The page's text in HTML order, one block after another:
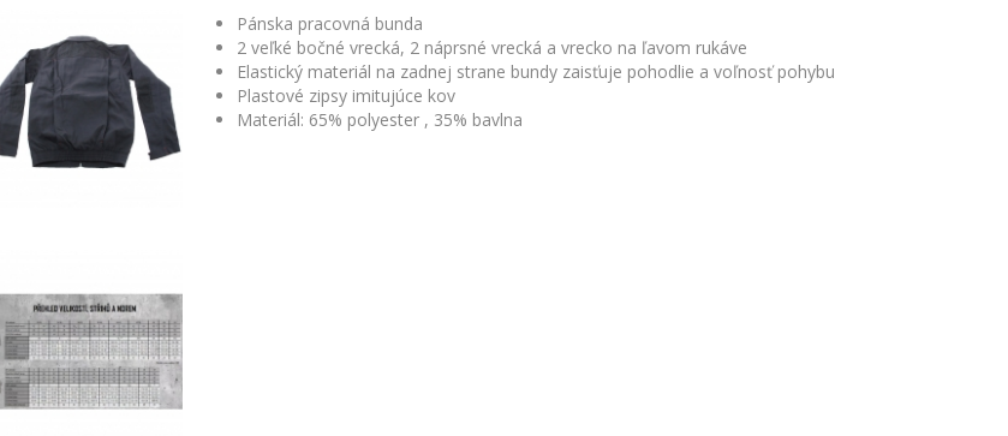
Pánska pracovná bunda
2 veľké bočné vrecká, 2 náprsné vrecká a vrecko na ľavom rukáve
Elastický materiál na zadnej strane bundy zaisťuje pohodlie a voľnosť pohybu
Plastové zipsy imitujúce kov
Materiál: 65% polyester , 35% bavlna